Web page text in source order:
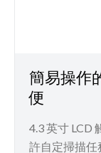
簡易操作
便
4.3 英寸 LCD
許自定掃描任